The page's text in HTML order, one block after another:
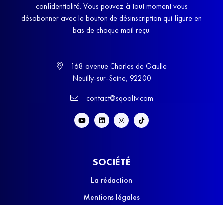
confidentialité. Vous pouvez à tout moment vous
désabonner avec le bouton de désinscription qui figure en
bas de chaque mail reçu.
168 avenue Charles de Gaulle
Neuilly-sur-Seine, 92200
contact@sqooltv.com
SOCIÉTÉ
La rédaction
Mentions légales